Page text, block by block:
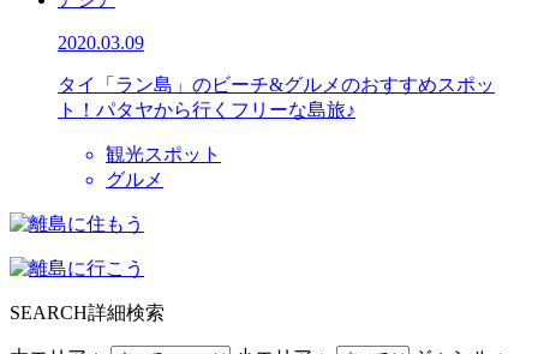
2020.03.09
タイ「ラン島」のビーチ&グルメのおすすめスポッ
ト！パタヤから行くフリーな島旅♪
観光スポット
グルメ
SEARCH詳細検索